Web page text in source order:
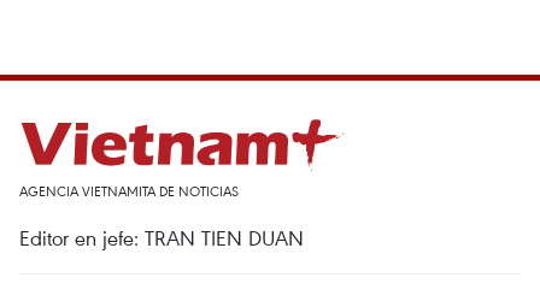
AGENCIA VIETNAMITA DE NOTICIAS
Editor en jefe: TRAN TIEN DUAN